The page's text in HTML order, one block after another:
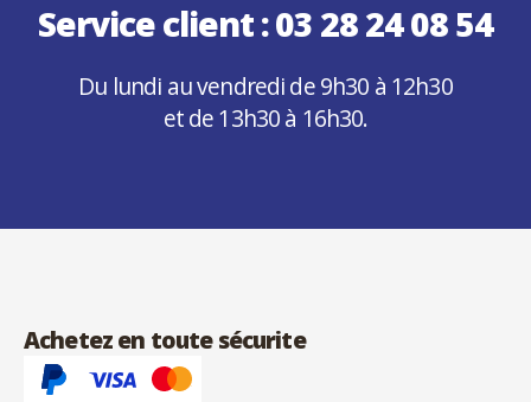
Service client :03 28 24 08 54
Du lundi au vendredi de 9h30 à 12h30
et de 13h30 à 16h30.
Achetez en toute sécurite